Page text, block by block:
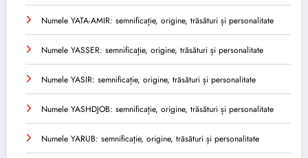
Numele YATA-AMIR: semnificație, origine, trăsături și personalitate
Numele YASSER: semnificație, origine, trăsături și personalitate
Numele YASIR: semnificație, origine, trăsături și personalitate
Numele YASHDJOB: semnificație, origine, trăsături și personalitate
Numele YARUB: semnificație, origine, trăsături și personalitate